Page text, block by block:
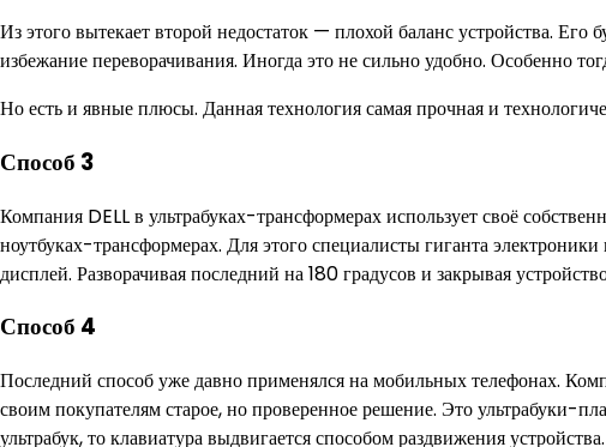
Из этого вытекает второй недостаток — плохой баланс устройства. Его
избежание переворачивания. Иногда это не сильно удобно. Особенно
Но есть и явные плюсы. Данная технология самая прочная и
Способ 3
Компания DELL в ультрабуках-трансформерах использует своё
ноутбуках-трансформерах. Для этого специалисты гиганта
дисплей. Разворачивая последний на 180 градусов и закрывая
Способ 4
Последний способ уже давно применялся на мобильных телефонах.
своим покупателям старое, но проверенное решение. Это ультрабуки-
ультрабук, то клавиатура выдвигается способом раздвижения